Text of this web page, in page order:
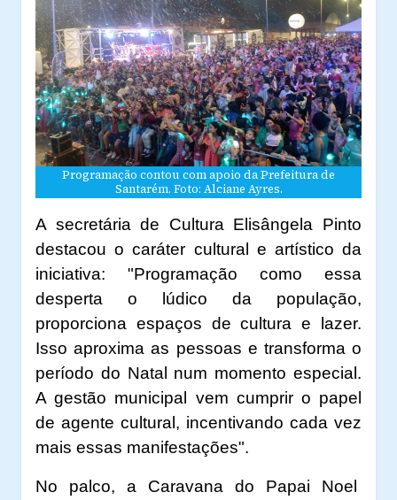
Programação contou com apoio da Prefeitura de
Santarém. Foto: Alciane Ayres.
A secretária de Cultura Elisângela Pinto
destacou o caráter cultural e artístico da
iniciativa: "Programação como essa
desperta o lúdico da população,
proporciona espaços de cultura e lazer.
Isso aproxima as pessoas e transforma o
período do Natal num momento especial.
A gestão municipal vem cumprir o papel
de agente cultural, incentivando cada vez
mais essas manifestações".
No palco, a Caravana do Papai Noel